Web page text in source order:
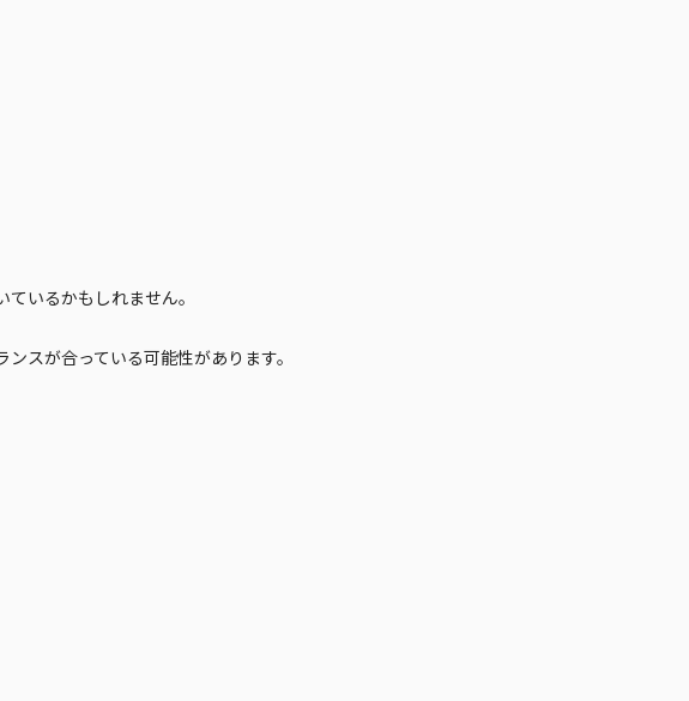
いるかもしれません。
スが合っている可能性があります。